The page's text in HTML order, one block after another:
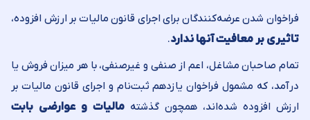
فراخوان شدن عرضه‌کنندگان برای اجرای قانون مالیات بر ارزش افزوده،
تاثیری بر معافیت آنها ندارد.
تمام صاحبان مشاغل، اعم از صنفی و غیرصنفی، با هر میزان فروش یا
درآمد، که مشمول فراخوان یازدهم ثبت‌نام و اجرای قانون مالیات بر
ارزش افزوده شده‌اند، همچون گذشته مالیات و عوارضی بابت